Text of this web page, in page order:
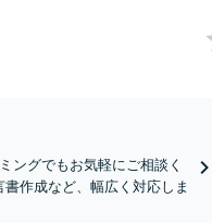
ングでもお気軽にご相談く
作成など、幅広く対応しま